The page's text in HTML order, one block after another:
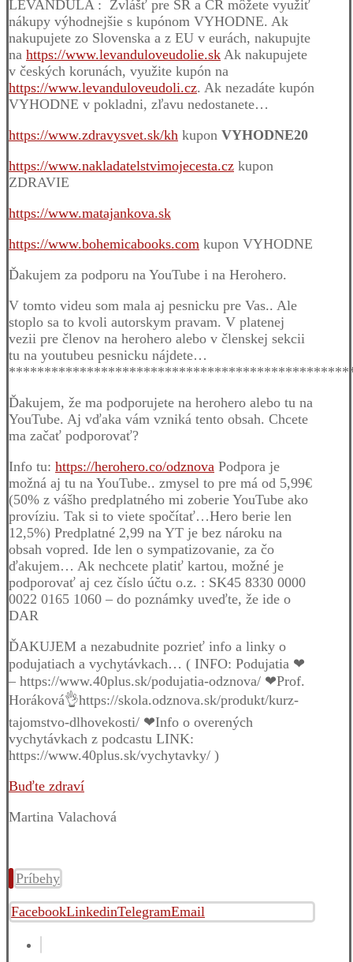
LEVANDULA : Zvlášť pre SR a ČR môžete využiť
nákupy výhodnejšie s kupónom VYHODNE. Ak
nakupujete zo Slovenska a z EU v eurách, nakupujte
na https://www.levanduloveudolie.sk Ak nakupujete
v českých korunách, využite kupón na
https://www.levanduloveudoli.cz. Ak nezadáte kupón
VYHODNE v pokladni, zľavu nedostanete…
https://www.zdravysvet.sk/kh kupon VYHODNE20
https://www.nakladatelstvimojecesta.cz kupon
ZDRAVIE
https://www.matajankova.sk
https://www.bohemicabooks.com kupon VYHODNE
Ďakujem za podporu na YouTube i na Herohero.
V tomto videu som mala aj pesnicku pre Vas.. Ale
stoplo sa to kvoli autorskym pravam. V platenej
vezii pre členov na herohero alebo v členskej sekcii
tu na youtubeu pesnicku nájdete…
Ďakujem, že ma podporujete na herohero alebo tu na
YouTube. Aj vďaka vám vzniká tento obsah. Chcete
ma začať podporovať?
Info tu: https://herohero.co/odznova Podpora je
možná aj tu na YouTube.. zmysel to pre má od 5,99€
(50% z vášho predplatného mi zoberie YouTube ako
províziu. Tak si to viete spočítať…Hero berie len
12,5%) Predplatné 2,99 na YT je bez nároku na
obsah vopred. Ide len o sympatizovanie, za čo
ďakujem… Ak nechcete platiť kartou, možné je
podporovať aj cez číslo účtu o.z. : SK45 8330 0000
0022 0165 1060 – do poznámky uveďte, že ide o
DAR
ĎAKUJEM a nezabudnite pozrieť info a linky o
podujatiach a vychytávkach… ( INFO: Podujatia ❤
– https://www.40plus.sk/podujatia-odznova/ ❤Prof.
Horáková👌https://skola.odznova.sk/produkt/kurz-
tajomstvo-dlhovekosti/ ❤Info o overených
vychytávkach z podcastu LINK:
https://www.40plus.sk/vychytavky/ )
Buďte zdraví
Martina Valachová
Príbehy
FacebookLinkedinTelegramEmail